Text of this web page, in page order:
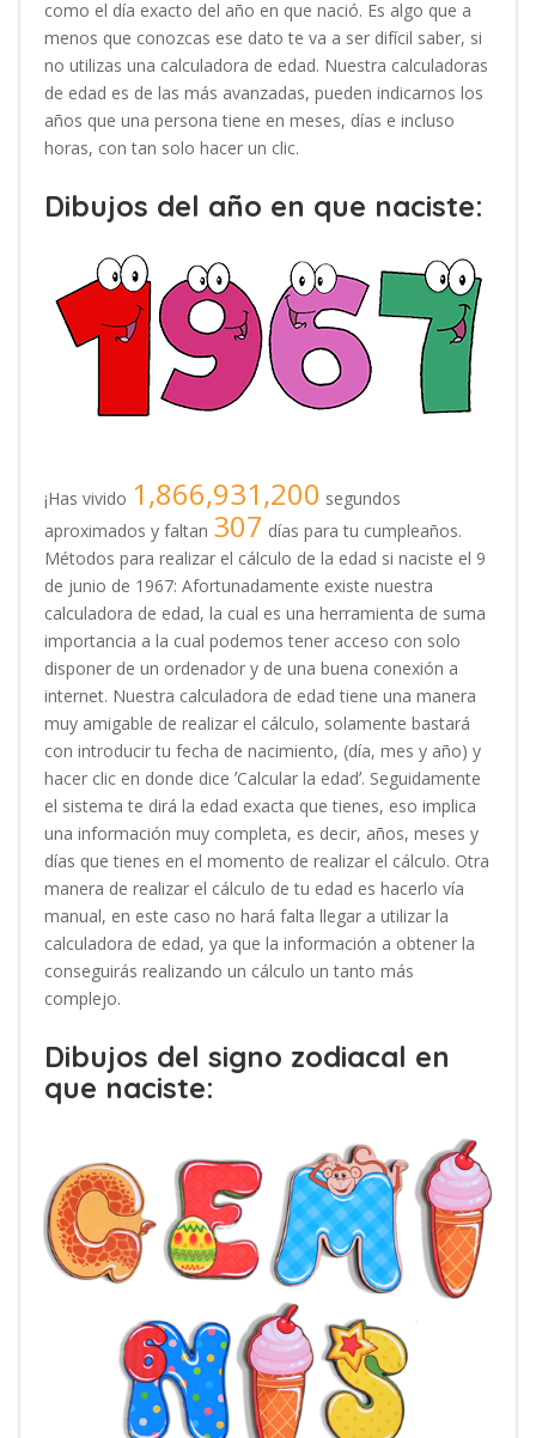
como el día exacto del año en que nació. Es algo que a
menos que conozcas ese dato te va a ser difícil saber, si
no utilizas una calculadora de edad. Nuestra calculadoras
de edad es de las más avanzadas, pueden indicarnos los
años que una persona tiene en meses, días e incluso
horas, con tan solo hacer un clic.
Dibujos del año en que naciste:
¡Has vivido 1,866,931,200 segundos
aproximados y faltan 307 días para tu cumpleaños.
Métodos para realizar el cálculo de la edad si naciste el 9
de junio de 1967: Afortunadamente existe nuestra
calculadora de edad, la cual es una herramienta de suma
importancia a la cual podemos tener acceso con solo
disponer de un ordenador y de una buena conexión a
internet. Nuestra calculadora de edad tiene una manera
muy amigable de realizar el cálculo, solamente bastará
con introducir tu fecha de nacimiento, (día, mes y año) y
hacer clic en donde dice ʼCalcular la edadʼ. Seguidamente
el sistema te dirá la edad exacta que tienes, eso implica
una información muy completa, es decir, años, meses y
días que tienes en el momento de realizar el cálculo. Otra
manera de realizar el cálculo de tu edad es hacerlo vía
manual, en este caso no hará falta llegar a utilizar la
calculadora de edad, ya que la información a obtener la
conseguirás realizando un cálculo un tanto más
complejo.
Dibujos del signo zodiacal en
que naciste: